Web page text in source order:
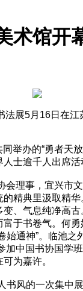
术馆开
展5月16日在江
办的“勇者天
士逾千人出席活
事，宜兴市
精典里汲取精
、气息纯净高
于书卷气。何
通神”。临池
中国书协国学
为嘉许。
的一次集中